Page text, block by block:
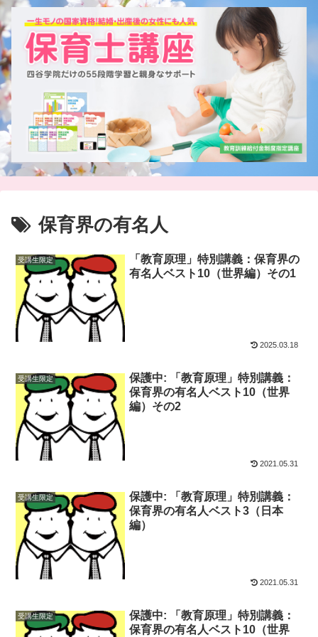
保育界の有名人
受講生限定
「教育原理」特別講義：保育界の
有名人ベスト10（世界編）その1
2025.03.18
受講生限定
保護中: 「教育原理」特別講義：
保育界の有名人ベスト10（世界
編）その2
2021.05.31
受講生限定
保護中: 「教育原理」特別講義：
保育界の有名人ベスト3（日本
編）
2021.05.31
受講生限定
保護中: 「教育原理」特別講義：
保育界の有名人ベスト10（世界